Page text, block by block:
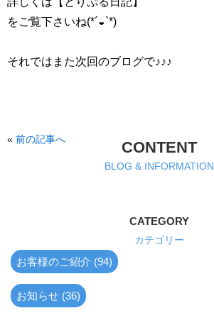
をご覧下さいね(*´◒`*)
それではまた次回のブログで♪♪♪
« 前の記事へ CONTENT
BLOG & INFORMATION
CATEGORY
カテゴリー
お客様のご紹介 (94)
お知らせ (36)